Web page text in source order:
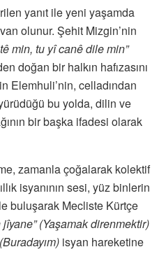
yanıt ile yeni yaşamda
olunur. Şehit Mizgin’nin
min, tu yî canê dile min”
doğan bir halkın hafızasını
Elemhuli’nin, celladından
bu yolda, dilin ve
bir başka ifadesi olarak
zamanla çoğalarak kolektif
isyanının sesi, yüz binlerin
buluşarak Mecliste Kürtçe
(Yaşamak direnmektir)
(Buradayım) isyan hareketine